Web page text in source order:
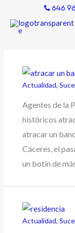
contenido
646
Actualidad,
Agentes de la
históricos
atracar un
Cáceres, el
un botín de
Actualidad,